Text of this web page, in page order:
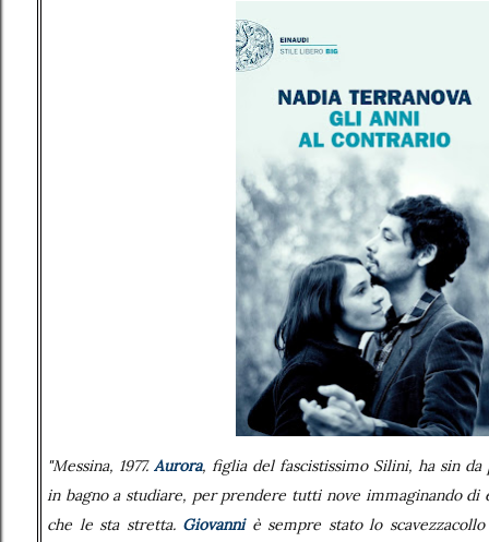
"Messina, 1977. Aurora, figlia del fascistissimo Silini, ha sin
in bagno a studiare, per prendere tutti nove immaginando di
che le sta stretta. Giovanniè sempre stato lo